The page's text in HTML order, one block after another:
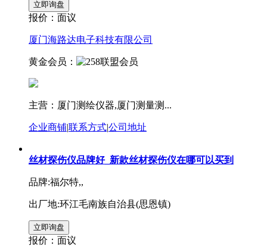
报价： 面议
厦门海路达电子科技有限公司
黄金会员：
主营：厦门测绘仪器,厦门测量测...
企业商铺|联系方式|公司地址
丝材探伤仪品牌好_新款丝材探伤仪在哪可以买到
品牌:福尔特,,
出厂地:环江毛南族自治县(思恩镇)
报价： 面议